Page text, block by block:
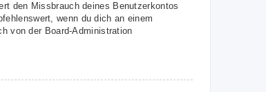
den Missbrauch deines Benutzerkontos
wenn du dich an einem
von der Board-Administration